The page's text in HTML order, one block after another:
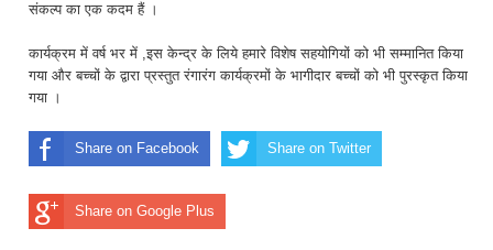
संकल्प का एक कदम हैं ।
कार्यक्रम में वर्ष भर में ,इस केन्द्र के लिये हमारे विशेष सहयोगियों को भी सम्मानित किया
गया और बच्चों के द्वारा प्रस्तुत रंगारंग कार्यक्रमों के भागीदार बच्चों को भी पुरस्कृत किया
गया ।
Share on Facebook Share on Twitter
Share on Google Plus